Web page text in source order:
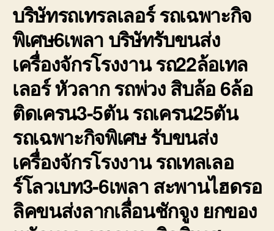
กล
บริษัทรถเทรลเลอร์ รถเฉพาะกิจ
พิเศษ6เพลา บริษัทรับขนส่ง
เครื่องจักรโรงงาน รถ22ล้อเทล
เลอร์ หัวลาก รถพ่วง สิบล้อ 6ล้อ
ติดเครน3-5ตัน รถเครน25ตัน
รถเฉพาะกิจพิเศษ รับขนส่ง
เครื่องจักรโรงงาน รถเทลเลอ
ร์โลวเบท3-6เพลา สะพานไฮดรอ
ลิคขนส่งลากเลื่อนชักจูง ยกของ